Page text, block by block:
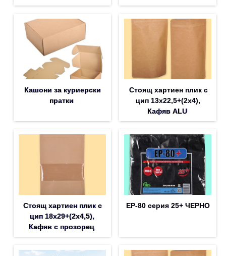
Кашони за куриерски
пратки
Стоящ хартиен плик с
цип 13х22,5+(2х4),
Кафяв ALU
Стоящ хартиен плик с
цип 18х29+(2х4,5),
Кафяв с прозорец
EP-80 серия 25+ ЧЕРНО